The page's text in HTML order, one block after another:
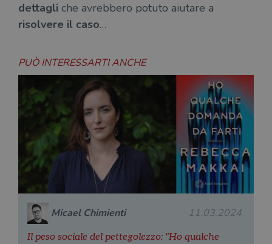
dettagli che avrebbero potuto aiutare a
risolvere il caso…
PUÒ INTERESSARTI ANCHE
Micael Chimienti 11.03.2024
Il peso sociale del pettegolezzo: "Ho qualche